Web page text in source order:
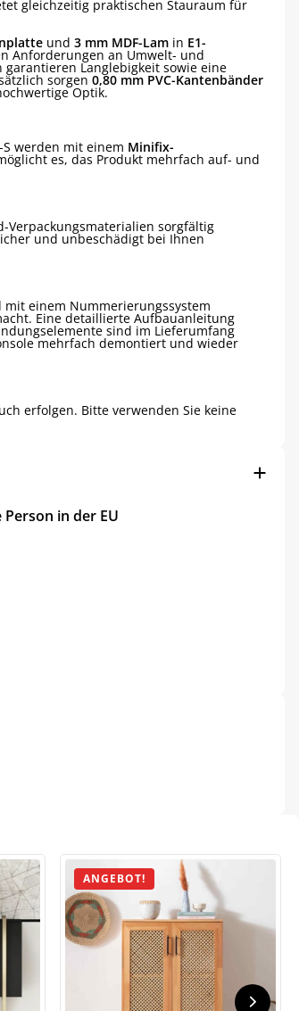
gleichzeitig praktischen Stauraum für
und 3 mm MDF-Lam in E1-
Anforderungen an Umwelt- und
Langlebigkeit sowie eine
sorgen 0,80 mm PVC-Kantenbänder
Optik.
werden mit einem Minifix-
es, das Produkt mehrfach auf- und
sorgfältig
und unbeschädigt bei Ihnen
einem Nummerierungssystem
Eine detaillierte Aufbauanleitung
sind im Lieferumfang
mehrfach demontiert und wieder
erfolgen. Bitte verwenden Sie keine
in der EU
ANGEBOT!